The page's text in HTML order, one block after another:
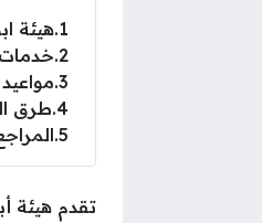
1 هيئة
2 خدمات
3
4 طرق
5
تقدم هيئة